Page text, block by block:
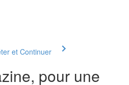
et Continuer
pour une